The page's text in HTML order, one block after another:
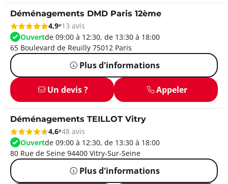
Déménagements DMD Paris 12ème
4,9 13 avis
Ouvertde 09:00 à 12:30, de 13:30 à 18:00
65 Boulevard de Reuilly 75012 Paris
Plus d'informations
Un devis ? Appeler
Déménagements TEILLOT Vitry
4,6 48 avis
Ouvertde 09:00 à 12:30, de 13:30 à 18:00
80 Rue de Seine 94400 Vitry-Sur-Seine
Plus d'informations